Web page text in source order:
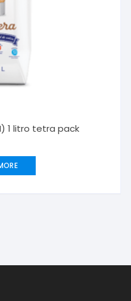
1 litro tetra pack